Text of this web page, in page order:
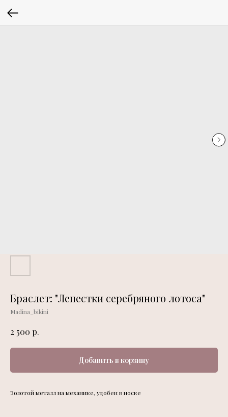
Браслет: "Лепестки серебряного лотоса"
Madina_bikini
2 500 р.
Добавить в корзину
Золотой металл на механике, удобен в носке